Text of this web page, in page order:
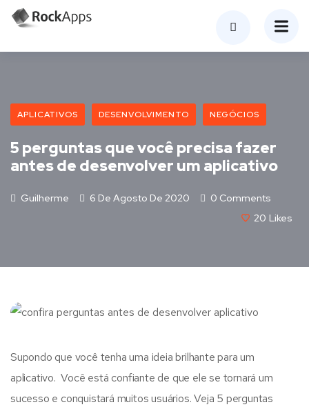
APLICATIVOS DESENVOLVIMENTO NEGÓCIOS
5 perguntas que você precisa fazer
antes de desenvolver um aplicativo
Guilherme 6 De Agosto De 2020
0 Comments
20 Likes
Supondo que você tenha uma ideia brilhante para um
aplicativo. Você está confiante de que ele se tornará um
sucesso e conquistará muitos usuários. Veja 5 perguntas